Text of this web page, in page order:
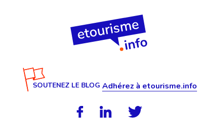
SOUTENEZ LE BLOG Adhérez à etourisme.info